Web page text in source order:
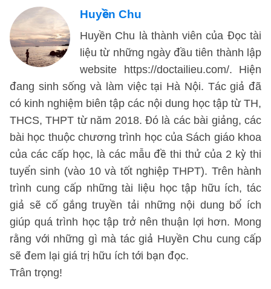
Huyền Chu
Huyền Chu là thành viên của Đọc tài
liệu từ những ngày đầu tiên thành lập
website https://doctailieu.com/. Hiện
đang sinh sống và làm việc tại Hà Nội. Tác giả đã
có kinh nghiệm biên tập các nội dung học tập từ TH,
THCS, THPT từ năm 2018. Đó là các bài giảng, các
bài học thuộc chương trình học của Sách giáo khoa
của các cấp học, là các mẫu đề thi thử của 2 kỳ thi
tuyển sinh (vào 10 và tốt nghiệp THPT). Trên hành
trình cung cấp những tài liệu học tập hữu ích, tác
giả sẽ cố gắng truyền tải những nội dung bổ ích
giúp quá trình học tập trở nên thuận lợi hơn. Mong
rằng với những gì mà tác giả Huyền Chu cung cấp
sẽ đem lại giá trị hữu ích tới bạn đọc.
Trân trọng!